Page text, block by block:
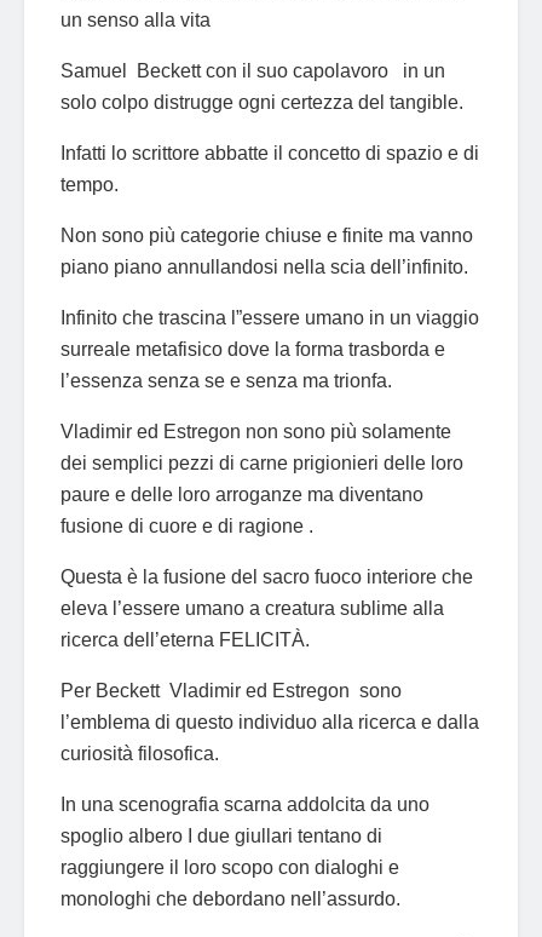
un senso alla vita
Samuel Beckett con il suo capolavoro in un
solo colpo distrugge ogni certezza del tangible.
Infatti lo scrittore abbatte il concetto di spazio e di
tempo.
Non sono più categorie chiuse e finite ma vanno
piano piano annullandosi nella scia dell’infinito.
Infinito che trascina l”essere umano in un viaggio
surreale metafisico dove la forma trasborda e
l’essenza senza se e senza ma trionfa.
Vladimir ed Estregon non sono più solamente
dei semplici pezzi di carne prigionieri delle loro
paure e delle loro arroganze ma diventano
fusione di cuore e di ragione .
Questa è la fusione del sacro fuoco interiore che
eleva l’essere umano a creatura sublime alla
ricerca dell’eterna FELICITÀ.
Per Beckett Vladimir ed Estregon sono
l’emblema di questo individuo alla ricerca e dalla
curiosità filosofica.
In una scenografia scarna addolcita da uno
spoglio albero I due giullari tentano di
raggiungere il loro scopo con dialoghi e
monologhi che debordano nell’assurdo.